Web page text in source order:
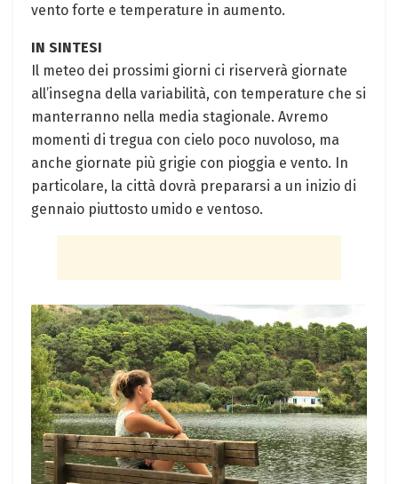
vento‌ forte e temperature in aumento.
IN SINTESI
Il meteo dei prossimi giorni ci riserverà giornate
all’insegna della variabilità, ⁤con temperature che si
​manterranno nella‍ media stagionale. Avremo
momenti di tregua con cielo poco nuvoloso, ‌ma
anche giornate ⁣più grigie con ⁣pioggia e vento. In
particolare, ⁣la città dovrà⁢ prepararsi a un inizio di
gennaio piuttosto umido e ventoso.